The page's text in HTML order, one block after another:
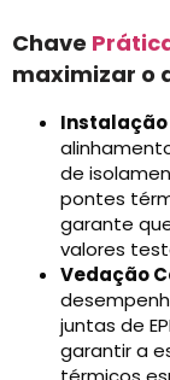
Chave
maximizar o
de
pontes
garante
valores
Vedação
juntas de
garantir a